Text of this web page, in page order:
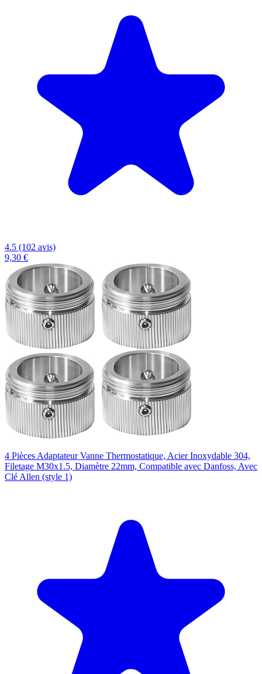
4.5 (102 avis)
9,30 €
4 Pièces Adaptateur Vanne Thermostatique, Acier Inoxydable 304,
Filetage M30x1.5, Diamètre 22mm, Compatible avec Danfoss, Avec
Clé Allen (style 1)